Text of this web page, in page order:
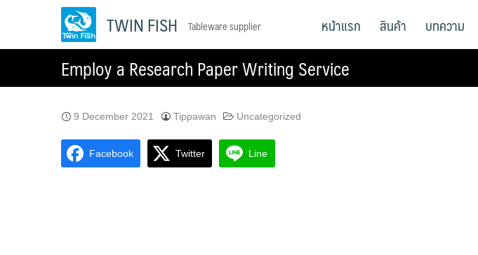
TWIN FISH Tableware supplier หน้าแรก สินค้า บทความ
Employ a Research Paper Writing Service
9 December 2021 Tippawan Uncategorized
Facebook Twitter Line